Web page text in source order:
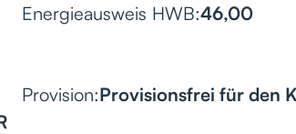
Energieausweis HWB:46,00
Provision:Provisionsfrei für den